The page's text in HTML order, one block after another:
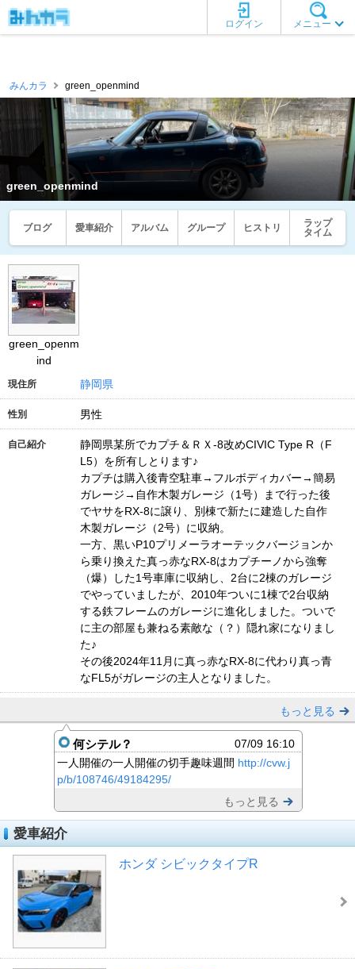
メニュー
ログイン
みんカラ green_openmind
green_openmind
ブログ 愛車紹介 アルバム グループ ヒストリ
ラップ
タイム
green_openm
ind
現住所 静岡県
性別 男性
自己紹介
静岡県某所でカプチ＆ＲＸ-8改めCIVIC Type R（F
L5）を所有しとります♪
カプチは購入後青空駐車→フルボディカバー→簡易
ガレージ→自作木製ガレージ（1号）まで行った後
でヤサをRX-8に譲り、別棟で新たに建造した自作
木製ガレージ（2号）に収納。
一方、黒いP10プリメーラオーテックバージョンか
ら乗り換えた真っ赤なRX-8はカプチーノから強奪
（爆）した1号車庫に収納し、2台に2棟のガレージ
でやっていましたが、2010年ついに1棟で2台収納
する鉄フレームのガレージに進化しました。ついで
に主の部屋も兼ねる素敵な（？）隠れ家になりまし
た♪
その後2024年11月に真っ赤なRX-8に代わり真っ青
なFL5がガレージの主人となりました。
もっと見る
何シテル？
07/09 16:10
一人開催の一人開催の切手趣味週間 http://cvw.j
p/b/108746/49184295/
もっと見る
愛車紹介
ホンダ シビックタイプR